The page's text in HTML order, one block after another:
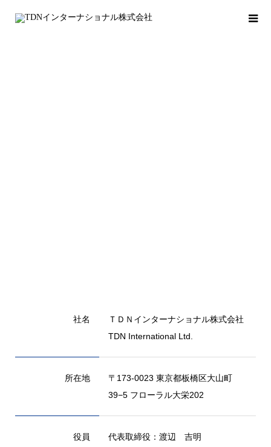
社名
ＴＤＮインターナショナル株式会社
TDN International Ltd.
所在地
〒173-0023 東京都板橋区大山町
39−5 フローラル大栄202
役員
代表取締役：渡辺 吉明